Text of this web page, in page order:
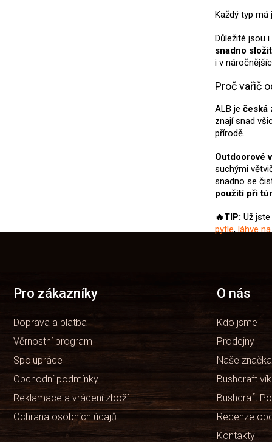
Každý typ má
Důležité jsou
snadno
i v
Proč vařič
ALB je česká
znají snad
přírodě.
Outdoorové
suchými
snadno se
použití při
🔥TIP: Už
pytle,láhve
Pro zákazníky
Doprava a platba
Věrnostní program
Spolupráce
Obchodní podmínky
Reklamace a vrácení zboží
Ochrana osobních údajů
O nás
Kdo jsme
Prodejny
Naše
Bushcraft
Bushcraft
Recenze
Kontakty